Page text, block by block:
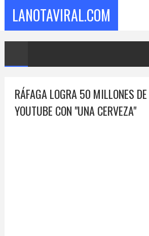
LANOTAVIRAL.COM
RÁFAGA LOGRA 50 MILLONES
YOUTUBE CON "UNA CERVEZA"